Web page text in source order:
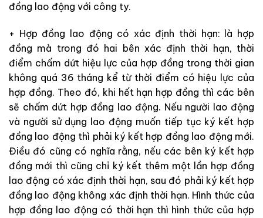
đồng lao động với công ty.
+ Hợp đồng lao động có xác định thời hạn: là hợp
đồng mà trong đó hai bên xác định thời hạn, thời
điểm chấm dứt hiệu lực của hợp đồng trong thời gian
không quá 36 tháng kể từ thời điểm có hiệu lực của
hợp đồng. Theo đó, khi hết hạn hợp đồng thì các bên
sẽ chấm dứt hợp đồng lao động. Nếu người lao động
và người sử dụng lao động muốn tiếp tục ký kết hợp
đồng lao động thì phải ký kết hợp đồng lao động mới.
Điều đó cũng có nghĩa rằng, nếu các bên ký kết hợp
đồng mới thì cũng chỉ ký kết thêm một lần hợp đồng
lao động có xác định thời hạn, sau đó phải ký kết hợp
đồng lao động không xác định thời hạn. Hình thức của
hợp đồng lao động có thời hạn thì hình thức của hợp